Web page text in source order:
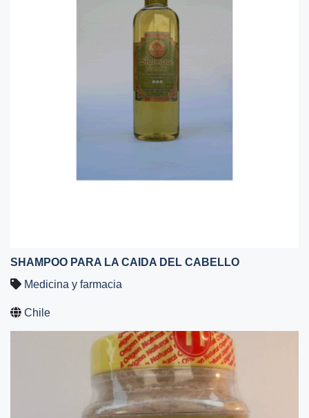
SHAMPOO PARA LA CAIDA DEL CABELLO
Medicina y farmacia
Chile